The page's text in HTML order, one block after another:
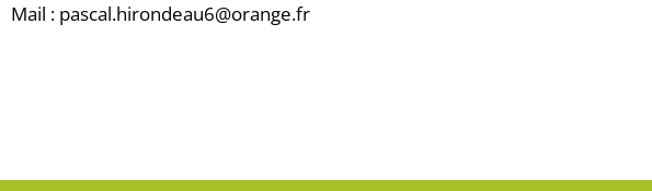
Mail : pascal.hirondeau6@orange.fr